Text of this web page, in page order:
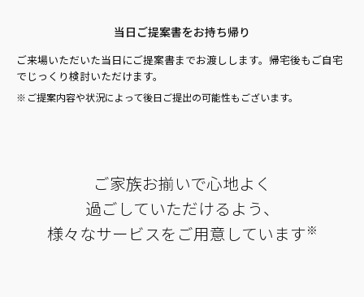
当日ご提案書をお持ち帰り
ご来場いただいた当日にご提案書までお渡しします。帰宅後もご自宅
でじっくり検討いただけます。
ご提案内容や状況によって後日ご提出の可能性もございます。
ご家族お揃いで心地よく
過ごしていただけるよう、
様々なサービスをご用意しています※